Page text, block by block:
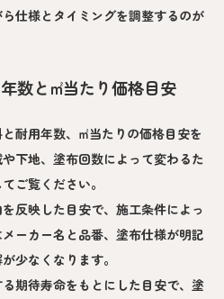
仕様とタイミングを調整するのが
数と㎡当たり価格目安
耐用年数、㎡当たりの価格目安を
下地、塗布回数によって変わるた
ご覧ください。
反映した目安で、施工条件によっ
ーカー名と品番、塗布仕様が明記
少なくなります。
期待寿命をもとにした目安で、塗